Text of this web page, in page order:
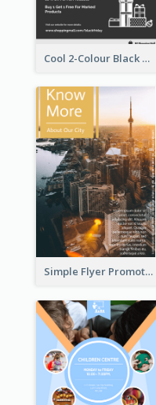
Cool 2-Colour Black Friday Poster
Simple Flyer Promoting City